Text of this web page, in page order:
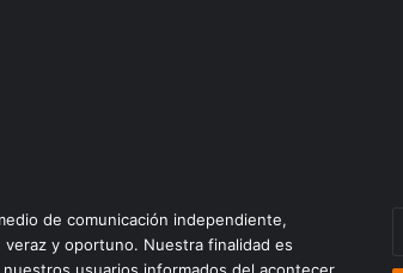
de comunicación independiente,
veraz y oportuno. Nuestra finalidad es